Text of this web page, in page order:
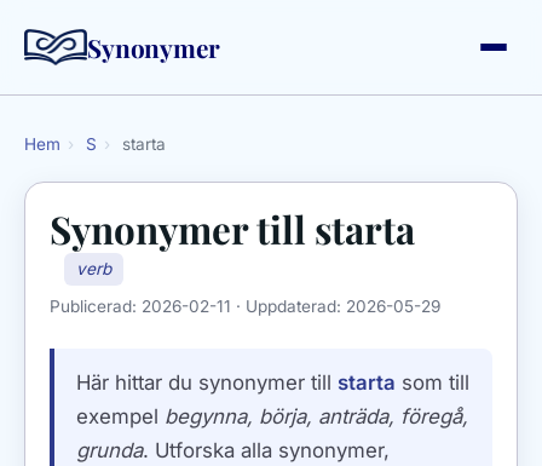
Synonymer
Hem › S › starta
Synonymer till starta
verb
Publicerad: 2026-02-11 · Uppdaterad: 2026-05-29
Här hittar du synonymer till starta som till
exempel begynna, börja, anträda, föregå,
grunda. Utforska alla synonymer,